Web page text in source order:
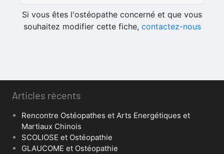
Si vous êtes l'ostéopathe concerné et que vous
souhaitez modifier cette fiche, contactez-nous
Articles récents
Rencontre Ostéopathes et Arts Energétiques et
Martiaux Chinois
SCOLIOSE et Ostéopathie
GLAUCOME et Ostéopathie